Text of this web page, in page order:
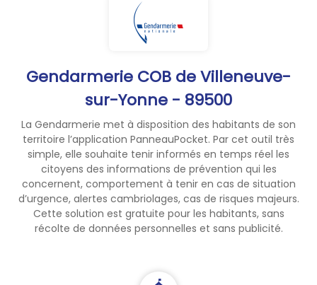
Gendarmerie COB de Villeneuve-
sur-Yonne - 89500
La Gendarmerie met à disposition des habitants de son
territoire l’application PanneauPocket. Par cet outil très
simple, elle souhaite tenir informés en temps réel les
citoyens des informations de prévention qui les
concernent, comportement à tenir en cas de situation
d’urgence, alertes cambriolages, cas de risques majeurs.
Cette solution est gratuite pour les habitants, sans
récolte de données personnelles et sans publicité.